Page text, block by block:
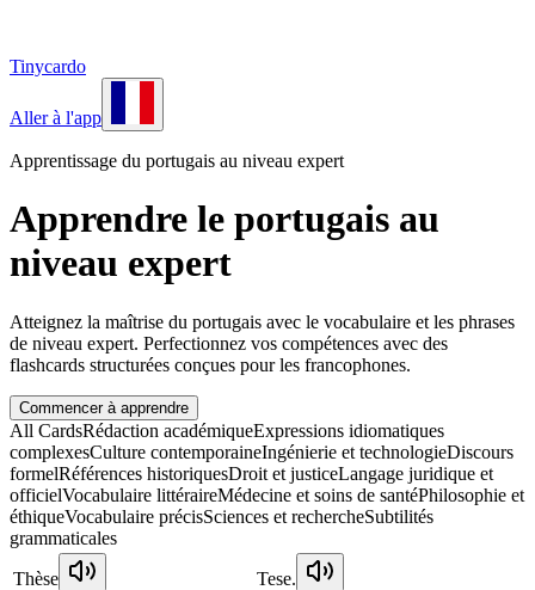
Tinycardo
Aller à l'app
Apprentissage du portugais au niveau expert
Apprendre le portugais au
niveau expert
Atteignez la maîtrise du portugais avec le vocabulaire et les phrases
de niveau expert. Perfectionnez vos compétences avec des
flashcards structurées conçues pour les francophones.
Commencer à apprendre
All CardsRédaction académiqueExpressions idiomatiques
complexesCulture contemporaineIngénierie et technologieDiscours
formelRéférences historiquesDroit et justiceLangage juridique et
officielVocabulaire littéraireMédecine et soins de santéPhilosophie et
éthiqueVocabulaire précisSciences et rechercheSubtilités
grammaticales
Thèse
Tese.